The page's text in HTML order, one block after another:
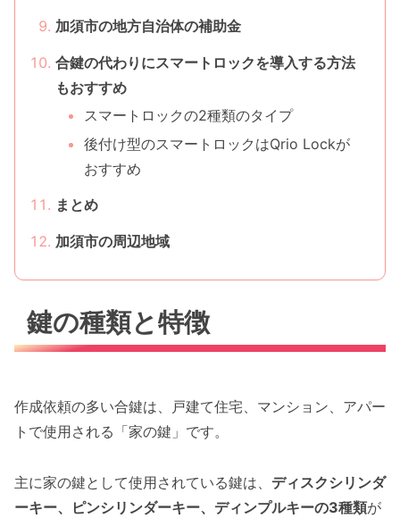
加須市の地方自治体の補助金
合鍵の代わりにスマートロックを導入する方法
もおすすめ
スマートロックの2種類のタイプ
後付け型のスマートロックはQrio Lockが
おすすめ
まとめ
加須市の周辺地域
鍵の種類と特徴
作成依頼の多い合鍵は、戸建て住宅、マンション、アパー
トで使用される「家の鍵」です。
主に家の鍵として使用されている鍵は、 ディスクシリンダ
ーキー、ピンシリンダーキー、ディンプルキーの3種類が